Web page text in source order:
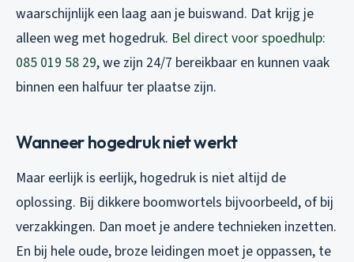
waarschijnlijk een laag aan je buiswand. Dat krijg je
alleen weg met hogedruk. Bel direct voor spoedhulp:
085 019 58 29, we zijn 24/7 bereikbaar en kunnen vaak
binnen een halfuur ter plaatse zijn.
Wanneer hogedruk niet werkt
Maar eerlijk is eerlijk, hogedruk is niet altijd de
oplossing. Bij dikkere boomwortels bijvoorbeeld, of bij
verzakkingen. Dan moet je andere technieken inzetten.
En bij hele oude, broze leidingen moet je oppassen, te